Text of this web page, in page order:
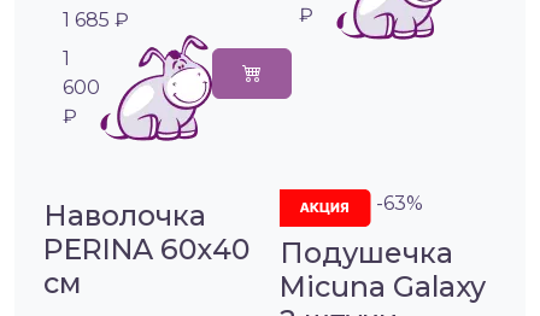
1 685 ₽
1
600
₽
₽
Наволочка
PERINA 60х40
см
-63%
Подушечка
Micuna Galaxy